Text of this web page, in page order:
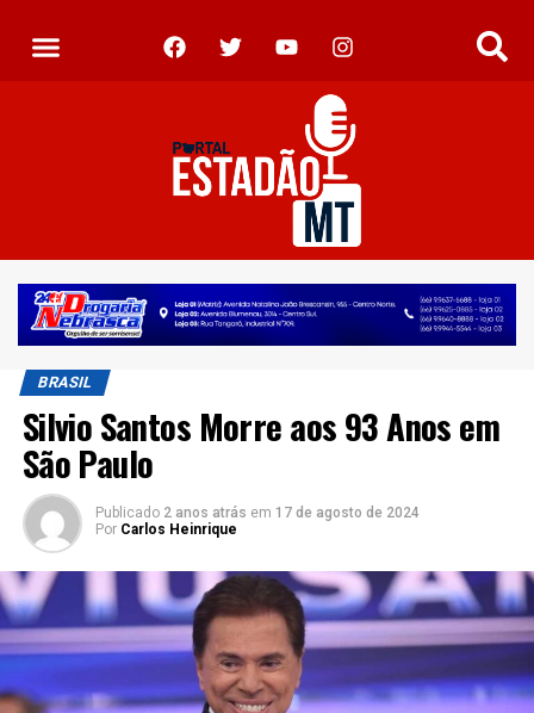
BRASIL
Silvio Santos Morre aos 93 Anos em
São Paulo
Publicado 2 anos atrás em 17 de agosto de 2024
Por Carlos Heinrique